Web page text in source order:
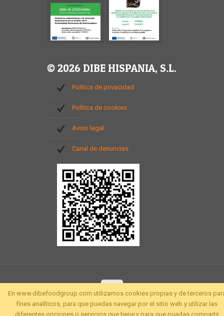
© 2026 DIBE HISPANIA, S.L.
Política de privacidad
Política de cookies
Aviso legal
Canal de denuncias
En www.dibefoodgroup.com utilizamos cookies propias y de terceros
fines analíticos, para que puedas navegar por el sitio web y utilizar las
diferentes opciones o servicios que tiene y para que puedas compartir